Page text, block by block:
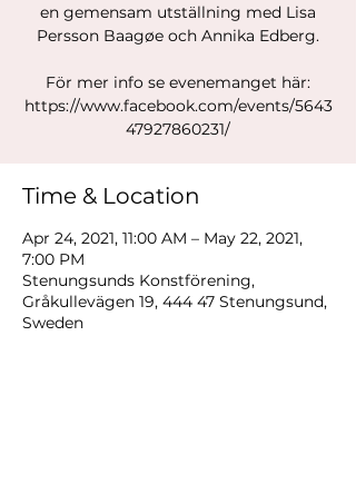
en gemensam utställning med Lisa
Persson Baagøe och Annika Edberg.
För mer info se evenemanget här:
https://www.facebook.com/events/5643
47927860231/
Time & Location
Apr 24, 2021, 11:00 AM – May 22, 2021,
7:00 PM
Stenungsunds Konstförening,
Gråkullevägen 19, 444 47 Stenungsund,
Sweden